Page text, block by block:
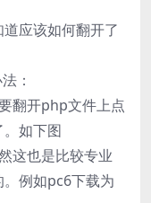
应该如何翻开了
：
翻开php文件上点
如下图
这也是比较专业
例如pc6下载为